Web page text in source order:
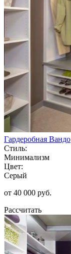
Гардеробная Вандо
Стиль:
Минимализм
Цвет:
Серый
от 40 000 руб.
Рассчитать